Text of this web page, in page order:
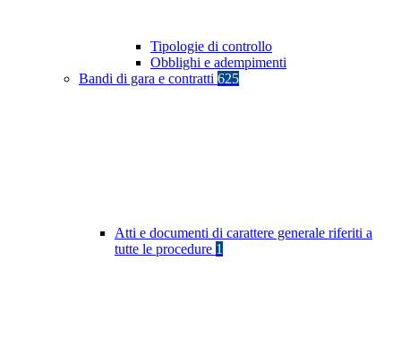
Tipologie di controllo
Obblighi e adempimenti
Bandi di gara e contratti 625
Atti e documenti di carattere generale riferiti a
tutte le procedure 1